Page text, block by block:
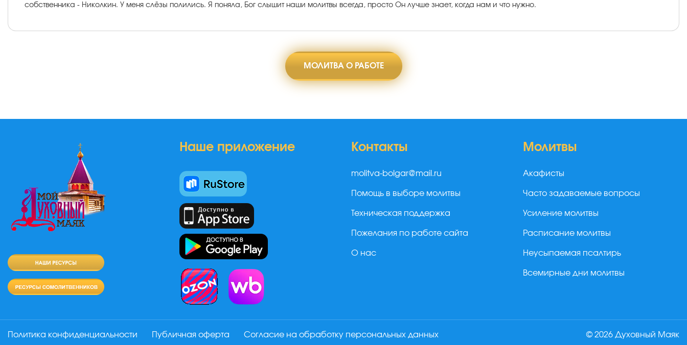
собственника - Николкин. У меня слёзы полились. Я поняла, Бог слышит наши молитвы всегда, просто Он лучше знает, когда нам и что нужно.
МОЛИТВА О РАБОТЕ
Наше приложение Контакты
molitva-bolgar@mail.ru
Помощь в выборе молитвы
Техническая поддержка
Пожелания по работе сайта
О нас
Молитвы
Акафисты
Часто задаваемые вопросы
Усиление молитвы
Расписание молитвы
Неусыпаемая псалтирь
Всемирные дни молитвы
Политика конфиденциальности Публичная оферта Согласие на обработку персональных данных © 2026 Духовный Маяк